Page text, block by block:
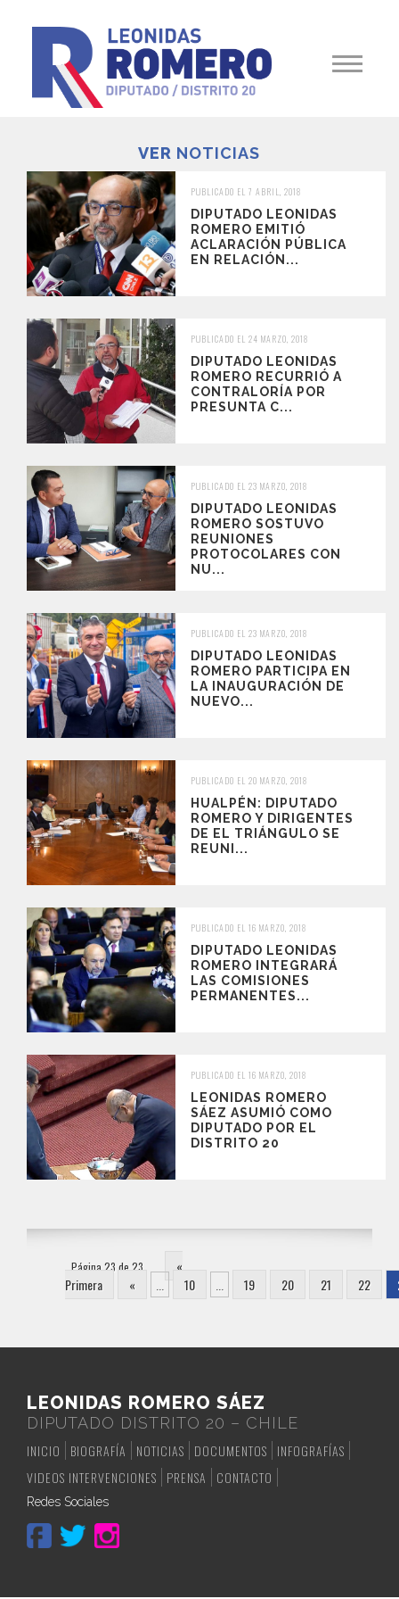
VER NOTICIAS
PUBLICADO EL 7 ABRIL, 2018
DIPUTADO LEONIDAS
ROMERO EMITIÓ
ACLARACIÓN PÚBLICA
EN RELACIÓN...
PUBLICADO EL 24 MARZO, 2018
DIPUTADO LEONIDAS
ROMERO RECURRIÓ A
CONTRALORÍA POR
PRESUNTA C...
PUBLICADO EL 23 MARZO, 2018
DIPUTADO LEONIDAS
ROMERO SOSTUVO
REUNIONES
PROTOCOLARES CON
NU...
PUBLICADO EL 23 MARZO, 2018
DIPUTADO LEONIDAS
ROMERO PARTICIPA EN
LA INAUGURACIÓN DE
NUEVO...
PUBLICADO EL 20 MARZO, 2018
HUALPÉN: DIPUTADO
ROMERO Y DIRIGENTES
DE EL TRIÁNGULO SE
REUNI...
PUBLICADO EL 16 MARZO, 2018
DIPUTADO LEONIDAS
ROMERO INTEGRARÁ
LAS COMISIONES
PERMANENTES...
PUBLICADO EL 16 MARZO, 2018
LEONIDAS ROMERO
SÁEZ ASUMIÓ COMO
DIPUTADO POR EL
DISTRITO 20
Página 23 de 23
«
Primera
« 10 19 20 21 22
LEONIDAS ROMERO SÁEZ
DIPUTADO DISTRITO 20 – CHILE
INICIO
BIOGRAFÍA NOTICIAS DOCUMENTOS
INFOGRAFÍAS
VIDEOS INTERVENCIONES
PRENSA CONTACTO
Redes Sociales